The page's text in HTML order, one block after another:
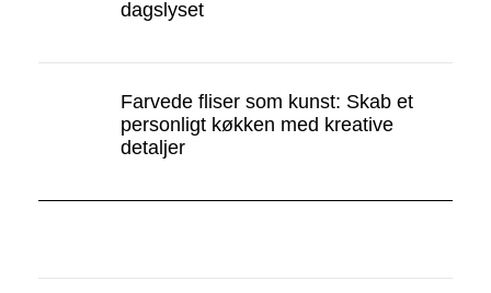
dagslyset
Farvede fliser som kunst: Skab et
personligt køkken med kreative
detaljer